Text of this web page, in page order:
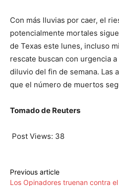
Con más lluvias por caer, el
potencialmente mortales
de Texas este lunes, incluso
rescate buscan con urgencia
diluvio del fin de semana. Las
que el número de muertos
Tomado de Reuters
Post Views: 38
Previous article
Los Opinadores truenan contra